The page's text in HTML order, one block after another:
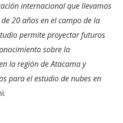
internacional que llevamos
20 años en el campo de la
permite proyectar futuros
sobre la
la región de Atacama y
para el estudio de nubes en